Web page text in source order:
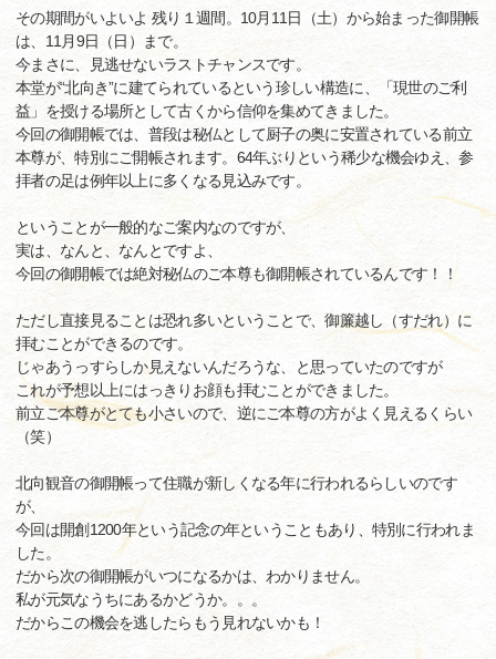
その期間がいよいよ 残り１週間。10月11日（土）から始まった御開帳
は、11月9日（日）まで。
今まさに、見逃せないラストチャンスです。
本堂が“北向き”に建てられているという珍しい構造に、「現世のご利
益」を授ける場所として古くから信仰を集めてきました。
今回の御開帳では、普段は秘仏として厨子の奥に安置されている前立
本尊が、特別にご開帳されます。64年ぶりという稀少な機会ゆえ、参
拝者の足は例年以上に多くなる見込みです。
ということが一般的なご案内なのですが、
実は、なんと、なんとですよ、
今回の御開帳では絶対秘仏のご本尊も御開帳されているんです！！
ただし直接見ることは恐れ多いということで、御簾越し（すだれ）に
拝むことができるのです。
じゃあうっすらしか見えないんだろうな、と思っていたのですが
これが予想以上にはっきりお顔も拝むことができました。
前立ご本尊がとても小さいので、逆にご本尊の方がよく見えるくらい
（笑）
北向観音の御開帳って住職が新しくなる年に行われるらしいのです
が、
今回は開創1200年という記念の年ということもあり、特別に行われま
した。
だから次の御開帳がいつになるかは、わかりません。
私が元気なうちにあるかどうか。。。
だからこの機会を逃したらもう見れないかも！